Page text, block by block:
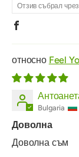
Отзив събрал
Feel
Bulgaria
Доволна
Доволна съм